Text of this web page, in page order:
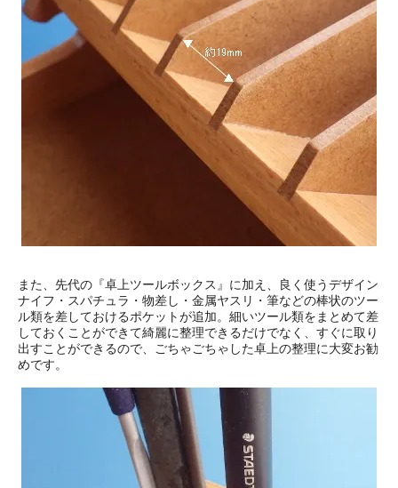
また、先代の『卓上ツールボックス』に加え、良く使うデザイン
ナイフ・スパチュラ・物差し・金属ヤスリ・筆などの棒状のツー
ル類を差しておけるポケットが追加。細いツール類をまとめて差
しておくことができて綺麗に整理できるだけでなく、すぐに取り
出すことができるので、ごちゃごちゃした卓上の整理に大変お勧
めです。